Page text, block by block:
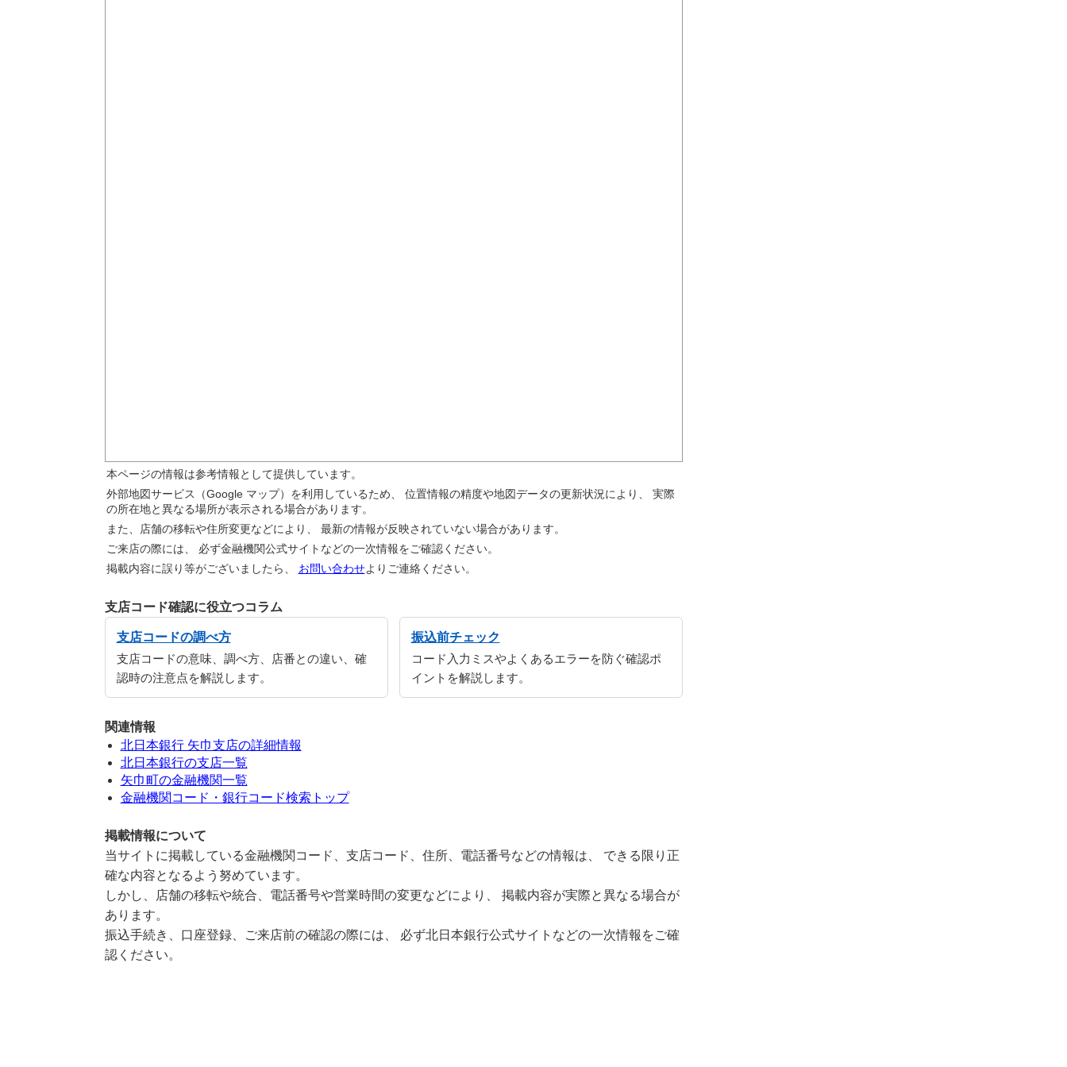
本ページの情報は参考情報として提供しています。
外部地図サービス（Google マップ）を利用しているため、 位置情報の精度や地図データの更新状況により、 実際
の所在地と異なる場所が表示される場合があります。
また、店舗の移転や住所変更などにより、 最新の情報が反映されていない場合があります。
ご来店の際には、 必ず金融機関公式サイトなどの一次情報をご確認ください。
掲載内容に誤り等がございましたら、 お問い合わせよりご連絡ください。
支店コード確認に役立つコラム
支店コードの調べ方
支店コードの意味、調べ方、店番との違い、確
認時の注意点を解説します。
振込前チェック
コード入力ミスやよくあるエラーを防ぐ確認ポ
イントを解説します。
関連情報
北日本銀行 矢巾支店の詳細情報
北日本銀行の支店一覧
矢巾町の金融機関一覧
金融機関コード・銀行コード検索トップ
掲載情報について
当サイトに掲載している金融機関コード、支店コード、住所、電話番号などの情報は、 できる限り正
確な内容となるよう努めています。
しかし、店舗の移転や統合、電話番号や営業時間の変更などにより、 掲載内容が実際と異なる場合が
あります。
振込手続き、口座登録、ご来店前の確認の際には、 必ず北日本銀行公式サイトなどの一次情報をご確
認ください。